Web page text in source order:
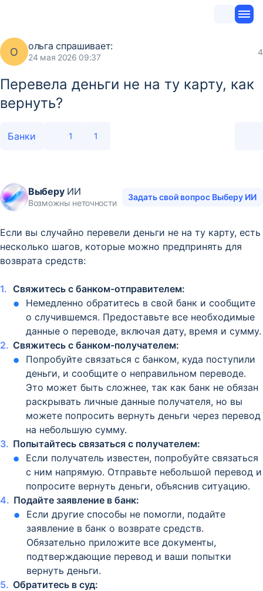
О ольга спрашивает:
24 мая 2026 09:37
4
Перевела деньги не на ту карту, как
вернуть?
Банки 1 1
ВыберуИИ
Возможны неточности
Задать свой вопрос Выберу ИИ
Если вы случайно перевели деньги не на ту карту, есть
несколько шагов, которые можно предпринять для
возврата средств:
Свяжитесь с банком-отправителем:
Немедленно обратитесь в свой банк и сообщите
о случившемся. Предоставьте все необходимые
данные о переводе, включая дату, время и сумму.
Свяжитесь с банком-получателем:
Попробуйте связаться с банком, куда поступили
деньги, и сообщите о неправильном переводе.
Это может быть сложнее, так как банк не обязан
раскрывать личные данные получателя, но вы
можете попросить вернуть деньги через перевод
на небольшую сумму.
Попытайтесь связаться с получателем:
Если получатель известен, попробуйте связаться
с ним напрямую. Отправьте небольшой перевод и
попросите вернуть деньги, объяснив ситуацию.
Подайте заявление в банк:
Если другие способы не помогли, подайте
заявление в банк о возврате средств.
Обязательно приложите все документы,
подтверждающие перевод и ваши попытки
вернуть деньги.
Обратитесь в суд: